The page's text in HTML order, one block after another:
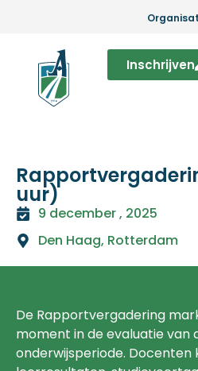
Inschrijven
uur)
9 december , 2025
Den Haag, Rotterdam
De Rapportvergadering
moment in de evaluatie van
onderwijsperiode. Docenten